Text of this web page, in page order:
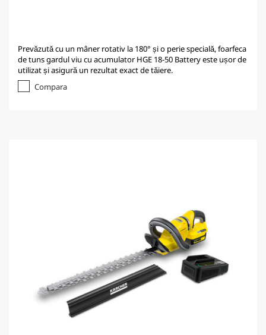
Prevăzută cu un mâner rotativ la 180° și o perie specială, foarfeca
de tuns gardul viu cu acumulator HGE 18-50 Battery este ușor de
utilizat și asigură un rezultat exact de tăiere.
Compara